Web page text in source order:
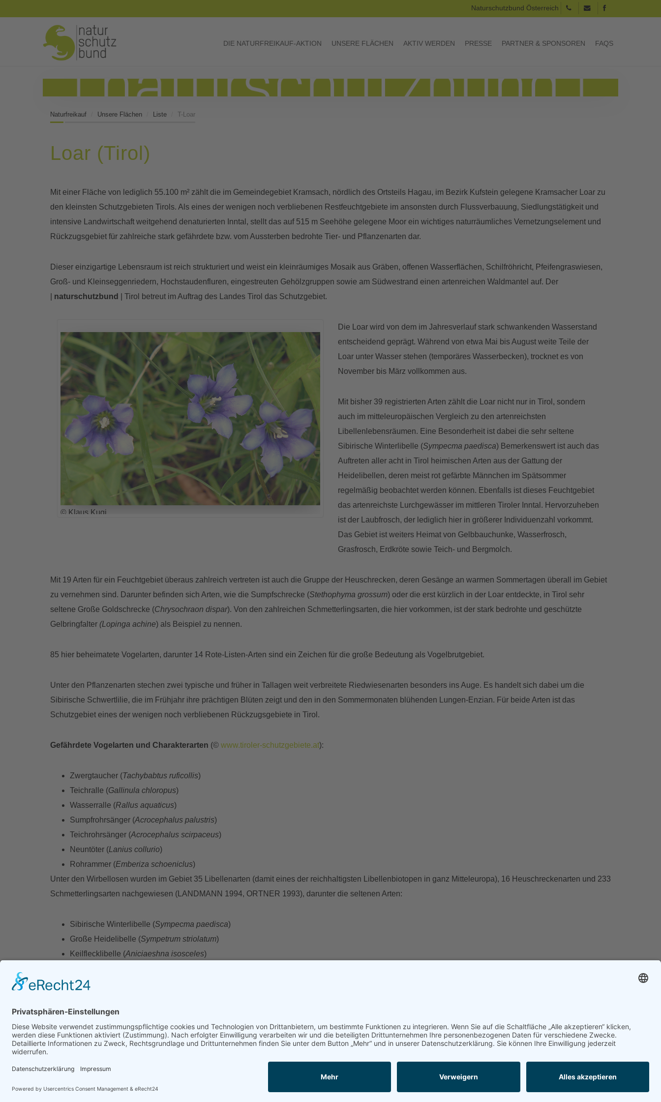
Naturschutzbund Österreich
DIE NATURFREIKAUF-AKTION UNSERE FLÄCHEN AKTIV WERDEN PRESSE PARTNER & SPONSOREN FAQS
Naturfreikauf Unsere Flächen Liste T-Loar
Loar (Tirol)
Mit einer Fläche von lediglich 55.100 m² zählt die im Gemeindegebiet Kramsach, nördlich des Ortsteils Hagau, im Bezirk Kufstein gelegene Kramsacher Loar zu
den kleinsten Schutzgebieten Tirols. Als eines der wenigen noch verbliebenen Restfeuchtgebiete im ansonsten durch Flussverbauung, Siedlungstätigkeit und
intensive Landwirtschaft weitgehend denaturierten Inntal, stellt das auf 515 m Seehöhe gelegene Moor ein wichtiges naturräumliches Vernetzungselement und
Rückzugsgebiet für zahlreiche stark gefährdete bzw. vom Aussterben bedrohte Tier- und Pflanzenarten dar.
Dieser einzigartige Lebensraum ist reich strukturiert und weist ein kleinräumiges Mosaik aus Gräben, offenen Wasserflächen, Schilfröhricht, Pfeifengraswiesen,
Groß- und Kleinseggenriedern, Hochstaudenfluren, eingestreuten Gehölzgruppen sowie am Südwestrand einen artenreichen Waldmantel auf. Der
naturschutzbund | Tirol betreut im Auftrag des Landes Tirol das Schutzgebiet.
© Klaus Kugi
Die Loar wird von dem im Jahresverlauf stark schwankenden Wasserstand
entscheidend geprägt. Während von etwa Mai bis August weite Teile der
Loar unter Wasser stehen (temporäres Wasserbecken), trocknet es von
November bis März vollkommen aus.
Mit bisher 39 registrierten Arten zählt die Loar nicht nur in Tirol, sondern
auch im mitteleuropäischen Vergleich zu den artenreichsten
Libellenlebensräumen. Eine Besonderheit ist dabei die sehr seltene
Sibirische Winterlibelle (Sympecma paedisca) Bemerkenswert ist auch das
Auftreten aller acht in Tirol heimischen Arten aus der Gattung der
Heidelibellen, deren meist rot gefärbte Männchen im Spätsommer
regelmäßig beobachtet werden können. Ebenfalls ist dieses Feuchtgebiet
das artenreichste Lurchgewässer im mittleren Tiroler Inntal. Hervorzuheben
ist der Laubfrosch, der lediglich hier in größerer Individuenzahl vorkommt.
Das Gebiet ist weiters Heimat von Gelbbauchunke, Wasserfrosch,
Grasfrosch, Erdkröte sowie Teich- und Bergmolch.
Mit 19 Arten für ein Feuchtgebiet überaus zahlreich vertreten ist auch die Gruppe der Heuschrecken, deren Gesänge an warmen Sommertagen überall im Gebiet
zu vernehmen sind. Darunter befinden sich Arten, wie die Sumpfschrecke (Stethophyma grossum) oder die erst kürzlich in der Loar entdeckte, in Tirol sehr
seltene Große Goldschrecke (Chrysochraon dispar). Von den zahlreichen Schmetterlingsarten, die hier vorkommen, ist der stark bedrohte und geschützte
Gelbringfalter (Lopinga achine) als Beispiel zu nennen.
85 hier beheimatete Vogelarten, darunter 14 Rote-Listen-Arten sind ein Zeichen für die große Bedeutung als Vogelbrutgebiet.
Unter den Pflanzenarten stechen zwei typische und früher in Tallagen weit verbreitete Riedwiesenarten besonders ins Auge. Es handelt sich dabei um die
Sibirische Schwertlilie, die im Frühjahr ihre prächtigen Blüten zeigt und den in den Sommermonaten blühenden Lungen-Enzian. Für beide Arten ist das
Schutzgebiet eines der wenigen noch verbliebenen Rückzugsgebiete in Tirol.
Gefährdete Vogelarten und Charakterarten (© www.tiroler-schutzgebiete.at):
Zwergtaucher (Tachybabtus ruficollis)
Teichralle (Gallinula chloropus)
Wasserralle (Rallus aquaticus)
Sumpfrohrsänger (Acrocephalus palustris)
Teichrohrsänger (Acrocephalus scirpaceus)
Neuntöter (Lanius collurio)
Rohrammer (Emberiza schoeniclus)
Unter den Wirbellosen wurden im Gebiet 35 Libellenarten (damit eines der reichhaltigsten Libellenbiotopen in ganz Mitteleuropa), 16 Heuschreckenarten und 233
Schmetterlingsarten nachgewiesen (LANDMANN 1994, ORTNER 1993), darunter die seltenen Arten:
Sibirische Winterlibelle (Sympecma paedisca)
Große Heidelibelle (Sympetrum striolatum)
Keilflecklibelle (Aniciaeshna isosceles)
Frühe Heidelibelle (
Lauchschrecke (
Federmotte (Stenoptilia pneumonanthes ), am Lungenenzian
Gelbringfalter (Lopinga achine)